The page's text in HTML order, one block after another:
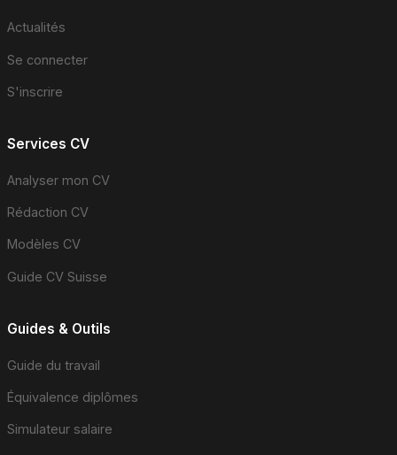
Actualités
Se connecter
S'inscrire
Services CV
Analyser mon CV
Rédaction CV
Modèles CV
Guide CV Suisse
Guides & Outils
Guide du travail
Équivalence diplômes
Simulateur salaire